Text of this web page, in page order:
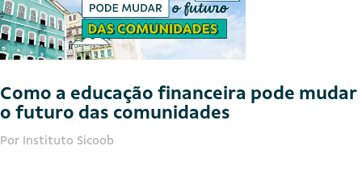
Como a educação financeira pode mudar
o futuro das comunidades
Por Instituto Sicoob